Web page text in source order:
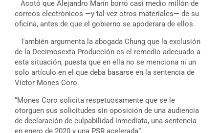
Acotó que Alejandro Marín borró casi medio millón de
correos electrónicos —y tal vez otros materiales— de su
oficina, antes de que el gobierno se apoderara de ellos.
También argumenta la abogada Chung que la exclusión
de la Decimosexta Producción es el remedio adecuado a
esta situación, puesta que en ella no se menciona ni un
solo artículo en el que deba basarse en la sentencia de
Víctor Mones Coro.
“Mones Coro solicita respetuosamente que se le
otorguen sus solicitudes sin oposición de una audiencia
de declaración de culpabilidad inmediata, una sentencia
en enero de 2020 y una PSR acelerada”.